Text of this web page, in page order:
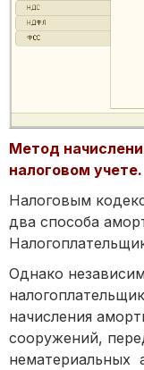
Метод
налоговом учете.
Налоговым
два способа
Однако
начисления
сооружений,
нематериальных